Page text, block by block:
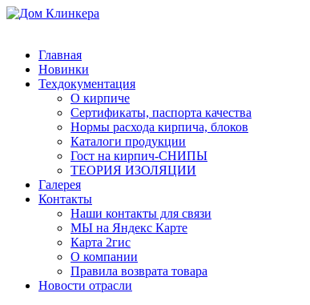
Главная
Новинки
Техдокументация
О кирпиче
Сертификаты, паспорта качества
Нормы расхода кирпича, блоков
Каталоги продукции
Гост на кирпич-СНИПЫ
ТЕОРИЯ ИЗОЛЯЦИИ
Галерея
Контакты
Наши контакты для связи
МЫ на Яндекс Карте
Карта 2гис
О компании
Правила возврата товара
Новости отрасли